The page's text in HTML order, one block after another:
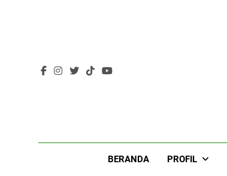
BERANDA PROFIL